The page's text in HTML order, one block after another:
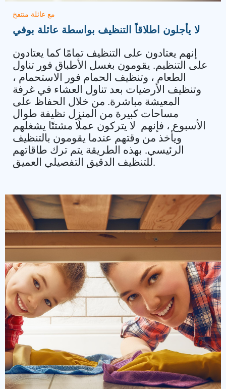
مع عائلة منتفخ
لا يأجلون اطلاقاً التنظيف بواسطة عائلة بوفي
إنهم يعتادون على التنظيف تمامًا كما يعتادون
على التنظيم. يقومون بغسل الأطباق فور تناول
الطعام ، وتنظيف الحمام فور الاستحمام ،
وتنظيف الأرضيات بعد تناول العشاء في غرفة
المعيشة مباشرة. من خلال الحفاظ على
مساحات كبيرة من المنزل نظيفة طوال
الأسبوع ، فإنهم لا يتركون عملًا مشتتًا يشغلهم
ويأخذ من وقتهم عندما يقومون بالتنظيف
الرئيسي. بهذه الطريقة يتم ترك طاقاتهم
للتنظيف الدقيق التفصيلي العميق.